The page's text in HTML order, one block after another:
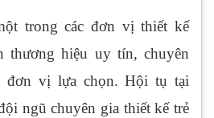
trong các đơn vị thiết kế
thương hiệu uy tín, chuyên
đơn vị lựa chọn. Hội tụ tại
ngũ chuyên gia thiết kế trẻ